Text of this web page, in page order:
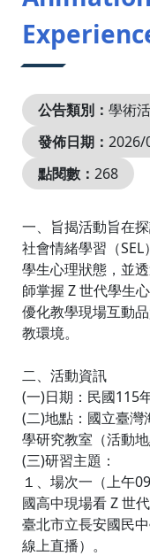
公告類別： 學術
發佈日期： 2026/
點閱數： 268
一、旨揭活動旨在
社會情緒學習（
學生心理狀態，並
師掌握 Z 世代學生
優化教學現場互動
教環境。
二、活動資訊
(一)日期：民國115
(二)地點：國立臺灣
學研究教室（活動
(三)研習主題：
１、場次一（上午
國高中現場看 Z 世
臺北市立長安國民
線上直播）。